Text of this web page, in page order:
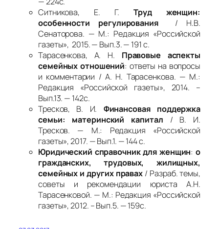
Ситникова, Е. Г.Труд женщин:
особенности регулирования/ Н.В.
Сенаторова. — М.: Редакция «Российской
газеты», 2015. — Вып.3. — 191 с.
Тарасенкова, А. Н. Правовые аспекты
семейных отношений: ответы на вопросы
и комментарии / А. Н. Тарасенкова. — М.:
Редакция «Российской газеты», 2014. –
Вып.13. — 142с.
Тресков, В. И. Финансовая поддержка
семьи: материнский капитал / В. И.
Тресков. — М.: Редакция «Российской
газеты», 2017. — Вып.1. — 144 с.
Юридический справочник для женщин:о
гражданских, трудовых, жилищных,
семейных и других правах / Разраб. темы,
советы и рекомендации юриста А.Н.
Тарасенковой. — М.: Редакция «Российской
газеты», 2012. – Вып.5. — 159с.